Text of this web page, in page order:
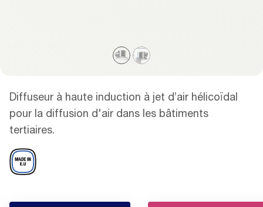
Diffuseur à haute induction à jet d’air hélicoïdal
pour la diffusion d'air dans les bâtiments
tertiaires.